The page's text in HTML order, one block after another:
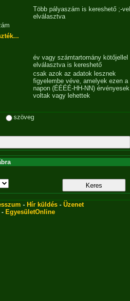
Több pályaszám is kereshető ;-vel
elválasztva
év vagy számtartomány kötőjellel
elválasztva is kereshető
csak azok az adatok lesznek
figyelembe véve, amelyek ezen a
napon (ÉÉÉÉ-HH-NN) érvényesek
voltak vagy lehettek
szöveg
- Hír küldés - Üzenet
- EgyesületOnline